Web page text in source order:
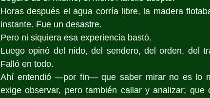
Horas después el agua corría libre, la madera
instante. Fue un desastre.
Pero ni siquiera esa experiencia bastó.
Luego opinó del nido, del sendero, del orden, del
Falló en todo.
Ahí entendió —por fin— que saber mirar no es lo
exige observar, pero también callar y analizar;